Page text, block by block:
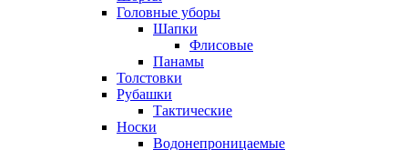
Головные уборы
Шапки
Флисовые
Панамы
Толстовки
Рубашки
Тактические
Носки
Водонепроницаемые